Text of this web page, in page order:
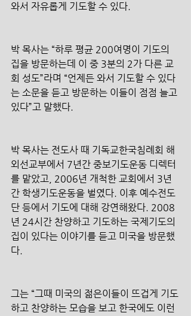
와서 자유롭게 기도할 수 있다.
박 목사는 “하루 평균 200여명이 기도의
집을 방문하는데 이 중 3분의 2가 다른 교
회 성도”라며 “언제든 와서 기도할 수 있다
는 소문을 듣고 방문하는 이들이 점점 늘고
있다”고 말했다.
박 목사는 전도사 때 기독교한국침례회 해
외선교부에서 7년간 중보기도운동 디렉터
를 맡았고, 2006년 개척한 교회에서 3년
간 학생기도운동을 벌였다. 이후 예수전도
단 등에서 기도에 대해 강연해왔다. 2008
년 24시간 찬양하고 기도하는 국제기도의
집이 있다는 이야기를 듣고 미국을 방문했
다.
그는 “그때 미국의 젊은이들이 뜨겁게 기도
하고 찬양하는 모습을 보고 한국에도 이런